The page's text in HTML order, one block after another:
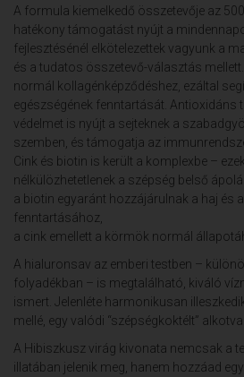
A formula kiemelkedő összetevője az
hatékony támogatást nyújt a
fejlesztésénél elkötelezettek vagyunk a
és a tudatos összetevő-választás
normál kollagénképződéshez, ezáltal
egészségének fenntartását. Antioxidáns
védelmet is nyújt a sejteknek a
szemben, és támogatja az
Cink és biotin is került a komplexbe –
nélkülözhetetlenek a szépség belső
a biotin egyaránt hozzájárulnak a haj és
fenntartásához,
a cink emellett a körmök normál
A hialuronsav az emberi testben –
folyadékban – is megtalálható, kiváló
ismert. Jelenléte harmonikusan
mellé, egy valódi “szépségkoktélt” alkotva.
A Hibiszkusz virág kivonata nemcsak a
illatában jelenik meg, hanem hozzáad